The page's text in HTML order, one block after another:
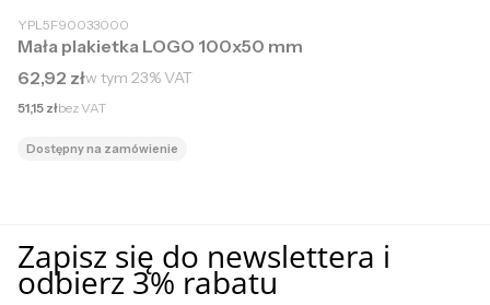
YPL5F90033000
Mała plakietka LOGO 100x50 mm
Cena brutto
62,92 złw tym 23%VAT
Cena netto
51,15 złbez VAT
Dostępny na zamówienie
Zapisz się do newslettera i
odbierz 3% rabatu